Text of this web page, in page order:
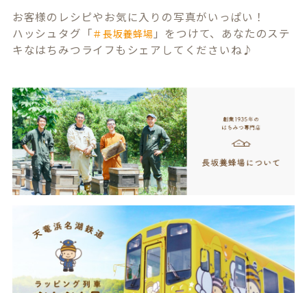
お客様のレシピやお気に入りの写真がいっぱい！
ハッシュタグ「＃長坂養蜂場 」をつけて、あなたのステ
キなはちみつライフもシェアしてくださいね♪